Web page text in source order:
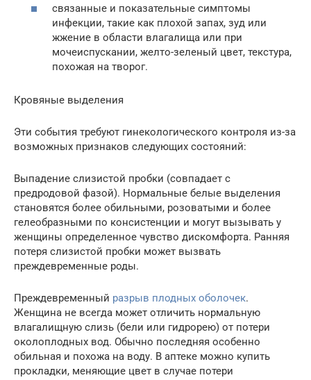
связанные и показательные симптомы
инфекции, такие как плохой запах, зуд или
жжение в области влагалища или при
мочеиспускании, желто-зеленый цвет, текстура,
похожая на творог.
Кровяные выделения
Эти события требуют гинекологического контроля из-за
возможных признаков следующих состояний:
Выпадение слизистой пробки (совпадает с
предродовой фазой). Нормальные белые выделения
становятся более обильными, розоватыми и более
гелеобразными по консистенции и могут вызывать у
женщины определенное чувство дискомфорта. Ранняя
потеря слизистой пробки может вызвать
преждевременные роды.
Преждевременный разрыв плодных оболочек.
Женщина не всегда может отличить нормальную
влагалищную слизь (бели или гидрорею) от потери
околоплодных вод. Обычно последняя особенно
обильная и похожа на воду. В аптеке можно купить
прокладки, меняющие цвет в случае потери